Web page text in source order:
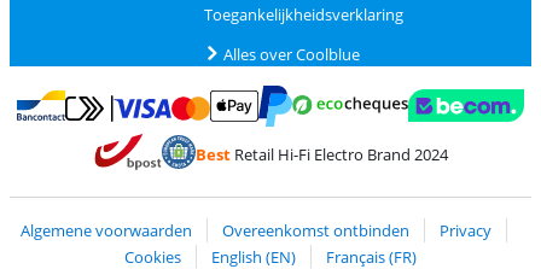
Toegankelijkheidsverklaring
Alles over Coolblue
Betalen met Bancontact
Betalen met MasterCard en Visa via ClickToPay
BestRetail Hi-Fi Electro Brand 2024
Algemene voorwaarden Overeenkomst ontbinden
Privacy
Cookies
English (EN)
Français (FR)